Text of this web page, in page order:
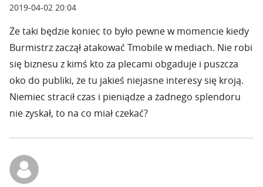
2019-04-02 20:04
Że taki będzie koniec to było pewne w momencie kiedy
Burmistrz zaczął atakować Tmobile w mediach. Nie robi
się biznesu z kimś kto za plecami obgaduje i puszcza
oko do publiki, że tu jakieś niejasne interesy się kroją.
Niemiec stracił czas i pieniądze a żadnego splendoru
nie zyskał, to na co miał czekać?